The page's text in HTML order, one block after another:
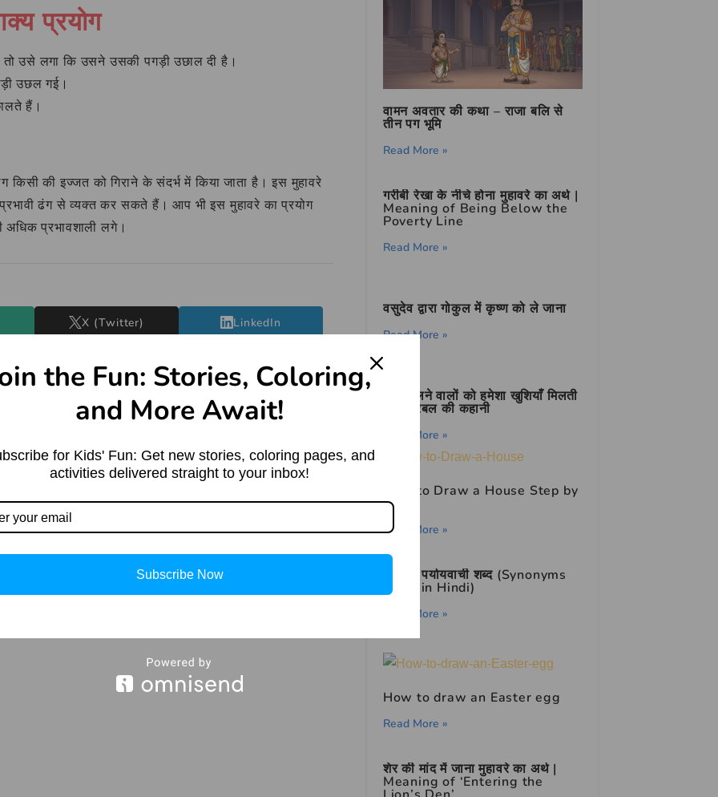
प्रयोग
तो उसे लगा कि उसने उसकी पगड़ी उछाल दी है।
उछल गई।
हैं।
किसी की इज्जत को गिराने के संदर्भ में किया जाता है। इस मुहावरे
ढंग से व्यक्त कर सकते हैं। आप भी इस मुहावरे का प्रयोग
प्रभावशाली लगे।
X (Twitter) LinkedIn
वामन अवतार की कथा – राजा बलि से
तीन पग भूमि
Read More »
गरीबी रेखा के नीचे होना मुहावरे का अर्थ |
Meaning of Being Below the
Poverty Line
Read More »
वसुदेव द्वारा गोकुल में कृष्ण को ले जाना
Read More »
सच बोलने वालों को हमेशा खुशियाँ मिलती
हैं – बीरबल की कहानी
Read More »
How to Draw a House Step by
Step
Read More »
भाई का पर्यायवाची शब्द (Synonyms
of भाई in Hindi)
Read More »
How to draw an Easter egg
Read More »
शेर की मांद में जाना मुहावरे का अर्थ |
Meaning of ‘Entering the
the Fun: Stories, Coloring,
and More Await!
for Kids' Fun: Get new stories, coloring pages, and
activities delivered straight to your inbox!
Subscribe Now